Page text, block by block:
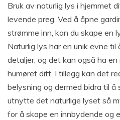
Bruk av naturlig lys i hjemmet
levende preg. Ved å åpne
strømme inn, kan du skape en
Naturlig lys har en unik evne
detaljer, og det kan også ha
humøret ditt. I tillegg kan det
belysning og dermed bidra til å
utnytte det naturlige lyset så
for å skape en innbydende og